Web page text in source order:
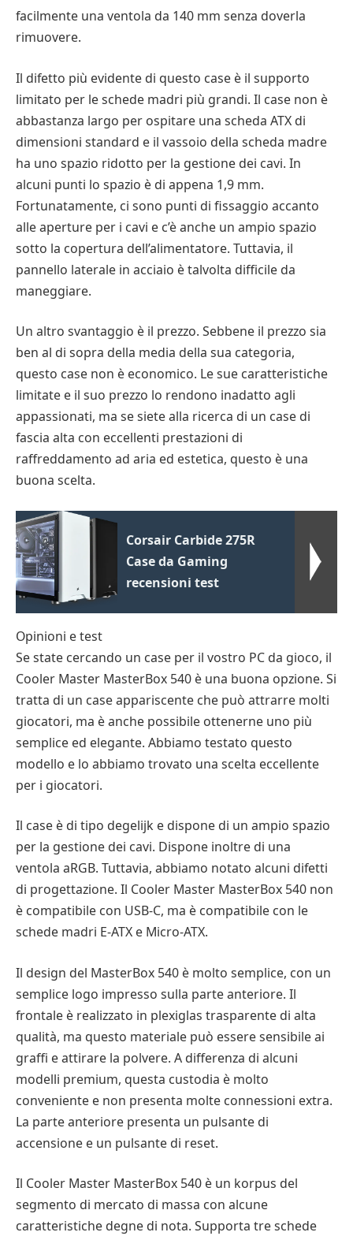
facilmente una ventola da 140 mm senza doverla
rimuovere.
Il difetto più evidente di questo case è il supporto
limitato per le schede madri più grandi. Il case non è
abbastanza largo per ospitare una scheda ATX di
dimensioni standard e il vassoio della scheda madre
ha uno spazio ridotto per la gestione dei cavi. In
alcuni punti lo spazio è di appena 1,9 mm.
Fortunatamente, ci sono punti di fissaggio accanto
alle aperture per i cavi e c’è anche un ampio spazio
sotto la copertura dell’alimentatore. Tuttavia, il
pannello laterale in acciaio è talvolta difficile da
maneggiare.
Un altro svantaggio è il prezzo. Sebbene il prezzo sia
ben al di sopra della media della sua categoria,
questo case non è economico. Le sue caratteristiche
limitate e il suo prezzo lo rendono inadatto agli
appassionati, ma se siete alla ricerca di un case di
fascia alta con eccellenti prestazioni di
raffreddamento ad aria ed estetica, questo è una
buona scelta.
Corsair Carbide 275R
Case da Gaming
recensioni test
Opinioni e test
Se state cercando un case per il vostro PC da gioco, il
Cooler Master MasterBox 540 è una buona opzione. Si
tratta di un case appariscente che può attrarre molti
giocatori, ma è anche possibile ottenerne uno più
semplice ed elegante. Abbiamo testato questo
modello e lo abbiamo trovato una scelta eccellente
per i giocatori.
Il case è di tipo degelijk e dispone di un ampio spazio
per la gestione dei cavi. Dispone inoltre di una
ventola aRGB. Tuttavia, abbiamo notato alcuni difetti
di progettazione. Il Cooler Master MasterBox 540 non
è compatibile con USB-C, ma è compatibile con le
schede madri E-ATX e Micro-ATX.
Il design del MasterBox 540 è molto semplice, con un
semplice logo impresso sulla parte anteriore. Il
frontale è realizzato in plexiglas trasparente di alta
qualità, ma questo materiale può essere sensibile ai
graffi e attirare la polvere. A differenza di alcuni
modelli premium, questa custodia è molto
conveniente e non presenta molte connessioni extra.
La parte anteriore presenta un pulsante di
accensione e un pulsante di reset.
Il Cooler Master MasterBox 540 è un korpus del
segmento di mercato di massa con alcune
caratteristiche degne di nota. Supporta tre schede